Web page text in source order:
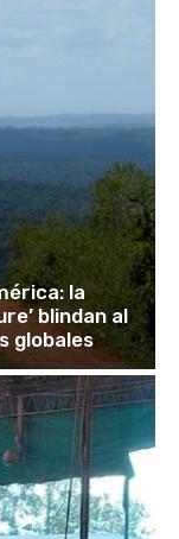
la
blindan al
globales